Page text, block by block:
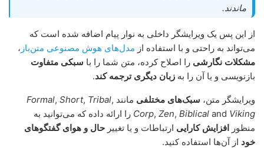
ماندند.
از این پس یک ویرایشگر داخلی به نوار پیام اضافه شده است که
می‌تواند به راحتی و با استفاده از مدل‌های هوش مصنوعی متن‌باز ،
مشکلات نگارشی را اصلاح کرده، متن شما را با سبکی متفاوت
بازنویسی و یا آن را به زبان دیگری ترجمه کند.
ویرایشگر متن، سبک‌های مختلفی مانند Formal, Short, Tribal,
Corp, Zen, Biblical and Viking
را ارائه داده که می‌توانید به
منظور افزایش کارایی ارتباطات و یا تغییر حال و هوای گفتگوهای
خود از آن‌ها استفاده کنید.